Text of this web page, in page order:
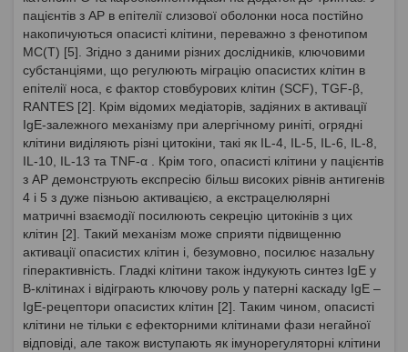
пацієнтів з АР в епітелії слизової оболонки носа постійно
накопичуються опасисті клітини, переважно з фенотипом
MC(T) [5]. Згідно з даними різних дослідників, ключовими
субстанціями, що регулюють міграцію опасистих клітин в
епітелії носа, є фактор стовбурових клітин (SCF), TGF-β,
RANTES [2]. Крім відомих медіаторів, задіяних в активації
IgE-залежного механізму при алергічному риніті, огрядні
клітини виділяють різні цитокіни, такі як IL-4, IL-5, IL-6, IL-8,
IL-10, IL-13 та TNF-α . Крім того, опасисті клітини у пацієнтів
з АР демонструють експресію більш високих рівнів антигенів
4 і 5 з дуже пізньою активацією, а екстрацелюлярні
матричні взаємодії посилюють секрецію цитокінів з цих
клітин [2]. Такий механізм може сприяти підвищенню
активації опасистих клітин і, безумовно, посилює назальну
гіперактивність. Гладкі клітини також індукують синтез IgE у
В-клітинах і відіграють ключову роль у патерні каскаду IgE –
IgE-рецептори опасистих клітин [2]. Таким чином, опасисті
клітини не тільки є ефекторними клітинами фази негайної
відповіді, але також виступають як імунорегуляторні клітини